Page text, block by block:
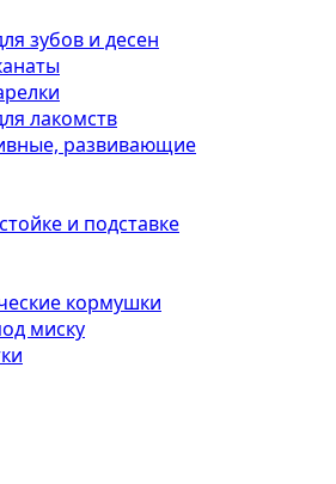
зубов и десен
лакомств
развивающие
и подставке
кормушки
миску